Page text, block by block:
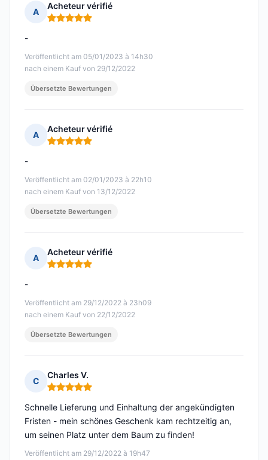
A
Acheteur vérifié
Hinweis: 5 von 5
Veröffentlicht am 05/01/2023 à 14h30
nach einem Kauf von 29/12/2022
-
Übersetzte Bewertungen
A
Acheteur vérifié
Hinweis: 5 von 5
Veröffentlicht am 02/01/2023 à 22h10
nach einem Kauf von 13/12/2022
-
Übersetzte Bewertungen
A
Acheteur vérifié
Hinweis: 5 von 5
Veröffentlicht am 29/12/2022 à 23h09
nach einem Kauf von 22/12/2022
-
Übersetzte Bewertungen
C
Charles V.
Hinweis: 5 von 5
Veröffentlicht am 29/12/2022 à 19h47
Schnelle Lieferung und Einhaltung der angekündigten
Fristen - mein schönes Geschenk kam rechtzeitig an,
um seinen Platz unter dem Baum zu finden!